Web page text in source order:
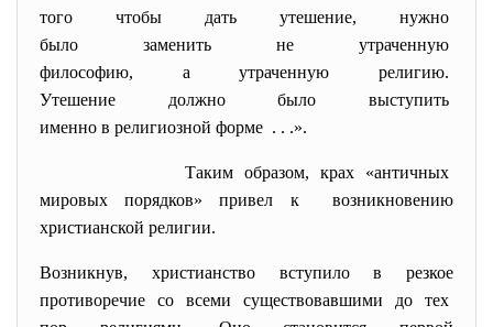
того чтобы дать утешение, нужно
было заменить не утраченную
философию, а утраченную религию.
Утешение должно было выступить
именно в религиозной форме . . .».
Таким образом, крах «античных
мировых порядков» привел к возникновению
христианской религии.
Возникнув, христианство вступило в резкое
противоречие со всеми существовавшими до тех